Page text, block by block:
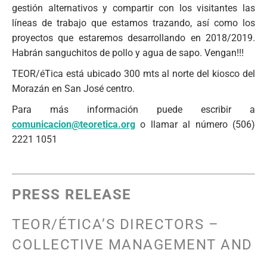
gestión alternativos y compartir con los visitantes las
líneas de trabajo que estamos trazando, así como los
proyectos que estaremos desarrollando en 2018/2019.
Habrán sanguchitos de pollo y agua de sapo. Vengan!!!
TEOR/éTica está ubicado 300 mts al norte del kiosco del
Morazán en San José centro.
Para más información puede escribir a
comunicacion@teoretica.org o llamar al número (506)
2221 1051
PRESS RELEASE
TEOR/ÉTICA’S DIRECTORS –
COLLECTIVE MANAGEMENT AND